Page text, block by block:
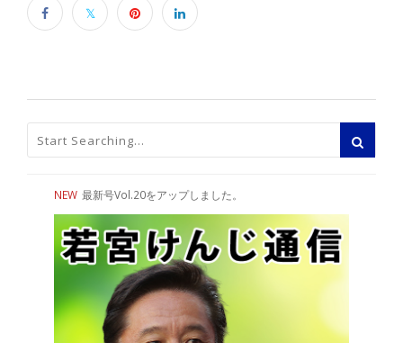
NEW 最新号Vol.20をアップしました。